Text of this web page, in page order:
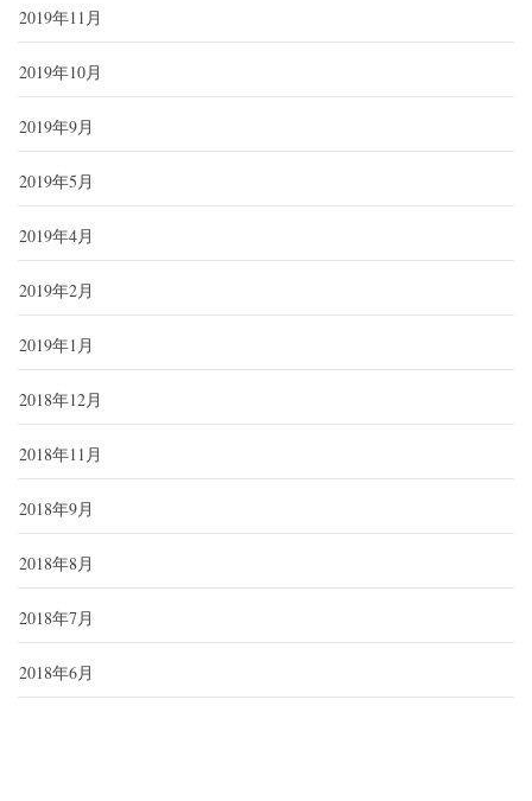
2019年11月
2019年10月
2019年9月
2019年5月
2019年4月
2019年2月
2019年1月
2018年12月
2018年11月
2018年9月
2018年8月
2018年7月
2018年6月